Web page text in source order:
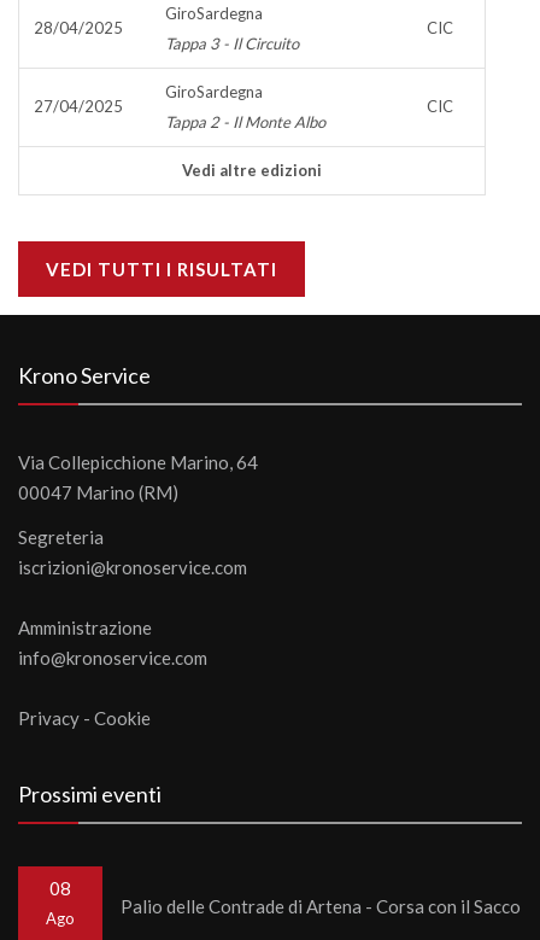
28/04/2025
GiroSardegna
Tappa 3 - Il Circuito
CIC
27/04/2025
GiroSardegna
Tappa 2 - Il Monte Albo
CIC
Vedi altre edizioni
VEDI TUTTI I RISULTATI
Krono Service
Via Collepicchione Marino, 64
00047 Marino (RM)
Segreteria
iscrizioni@kronoservice.com
Amministrazione
info@kronoservice.com
Privacy - Cookie
Prossimi eventi
08
Ago
Palio delle Contrade di Artena - Corsa con il Sacco